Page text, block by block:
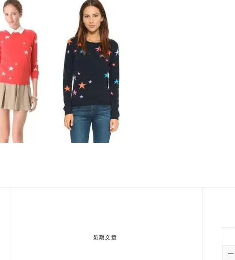
近期文章
一